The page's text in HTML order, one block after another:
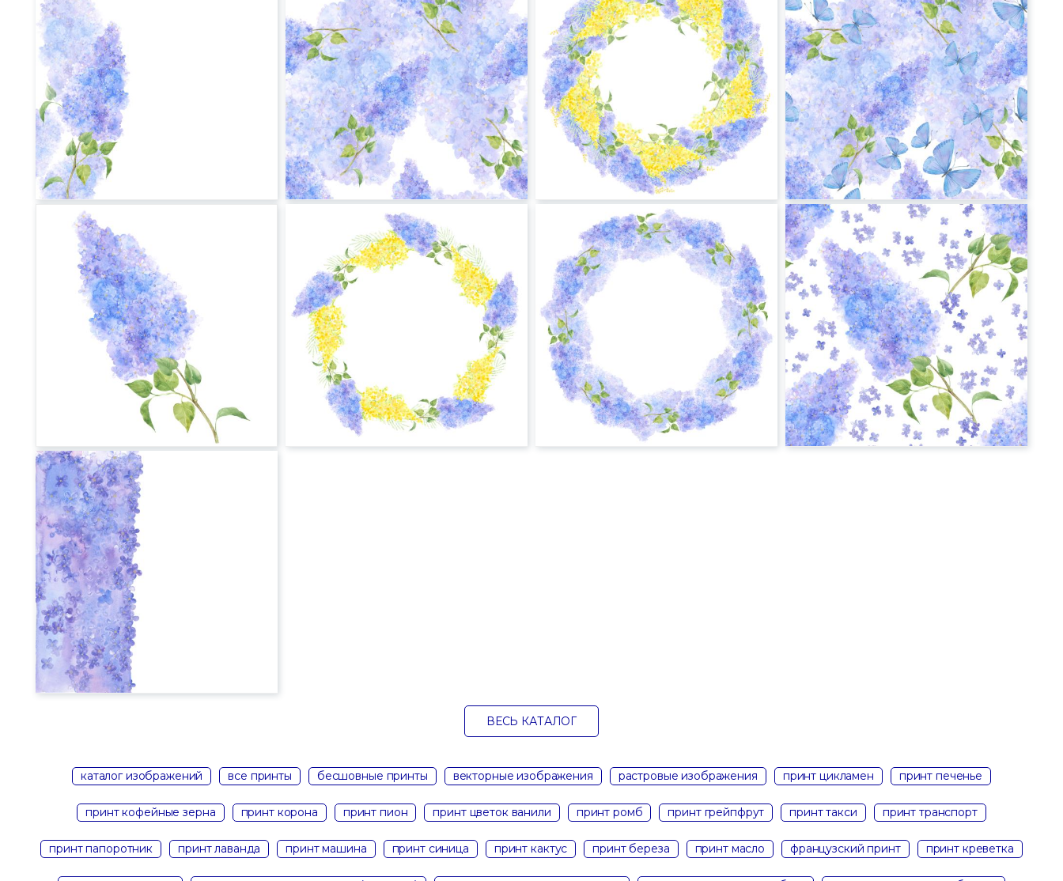
ВЕСЬ КАТАЛОГ
каталог изображений все принты бесшовные принты векторные изображения растровые изображения принт цикламен принт печенье
принт кофейные зерна принт корона принт пион принт цветок ванили принт ромб принт грейпфрут принт такси принт транспорт
принт папоротник принт лаванда принт машина принт синица принт кактус принт береза принт масло французский принт принт креветка